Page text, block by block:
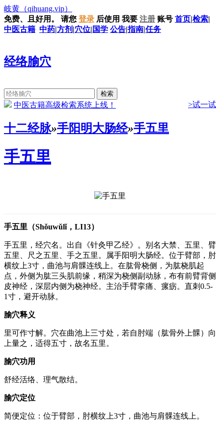
岐黄 （qihuang.vip）
免费、且好用。
请您 登录 后使用 我要 注册 账号 首页|检索|
中医古籍 中药|方剂 |穴位| 国学 公告|指南|任务
经络腧穴
中医古籍高级检索系统上线！ >试一试
十二经脉»手阳明大肠经»手五里
手五里
手五里（Shǒuwǔlǐ，LI13）
手五里，经穴名。出自《针灸甲乙经》。别名大禁、五里、臂
五里、尺之五里、手之五里。属手阳明大肠经。位于臂部，肘
横纹上3寸，曲池与肩髁连线上。在肱骨桡侧，为肱桡肌起
点，外侧为肱三头肌前缘，稍深为桡侧副动脉，布有前臂背侧
皮神经，深层内侧为桡神经。主治手臂挛痛、瘰疬。直刺0.5-
1寸，避开动脉。
腧穴释义
里可作寸解。穴在曲池上三寸处，若自肘端（肱骨外上髁）向
上量之，适得五寸，故名五里。
腧穴功用
舒经活络、理气散结。
腧穴定位
简便定位：位于臂部，肘横纹上3寸，曲池与肩髁连线上。